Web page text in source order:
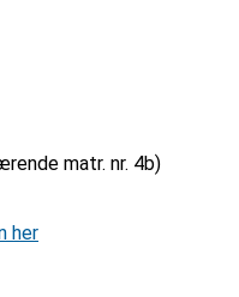
matr. nr. 4b)
her